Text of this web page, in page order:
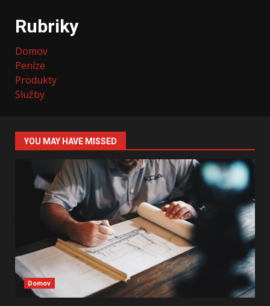
Rubriky
Domov
Peníze
Produkty
Služby
YOU MAY HAVE MISSED
Domov